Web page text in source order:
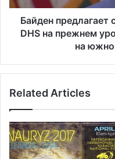
р
т
а
р
а
е
т
х
р
а
Байден предлагает
DHS на прежнем
на
Related Articles